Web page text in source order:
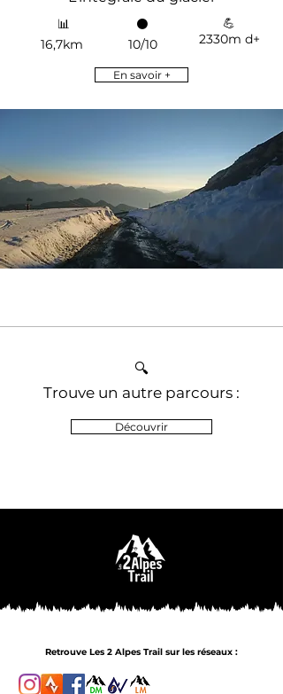
📊
16,7km
⚫
10/10
💪
2330m d+
En savoir +
🔍
Trouve un autre parcours :
Découvrir
Retrouve Les 2 Alpes Trail sur les réseaux :